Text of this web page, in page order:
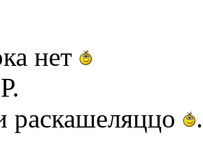
нет
раскашеляццо
.